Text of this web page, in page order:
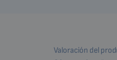
Valoración del